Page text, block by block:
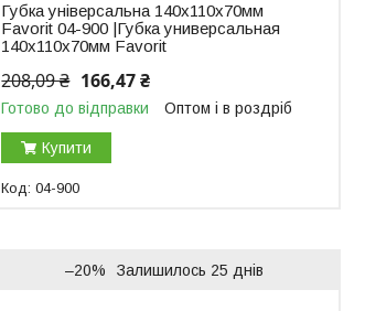
Губка універсальна 140х110х70мм
Favorit 04-900 |Губка универсальная
140х110х70мм Favorit
208,09 ₴ 166,47 ₴
Готово до відправки Оптом і в роздріб
Купити
04-900
–20% Залишилось 25 днів